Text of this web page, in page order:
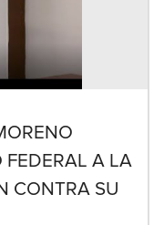
FEDERAL A LA
CONTRA SU